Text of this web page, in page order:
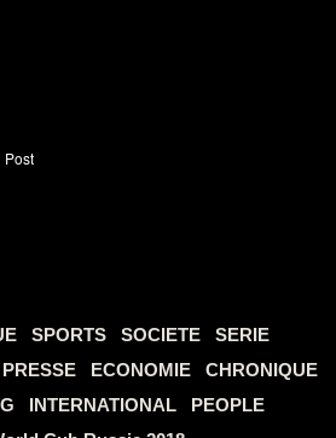
SPORTS SOCIETE
SERIE
ECONOMIE
CHRONIQUE
INTERNATIONAL
PEOPLE